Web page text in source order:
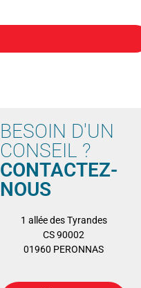
BESOIN D'UN
CONSEIL ?
CONTACTEZ-
NOUS
1 allée des Tyrandes
CS 90002
01960 PERONNAS